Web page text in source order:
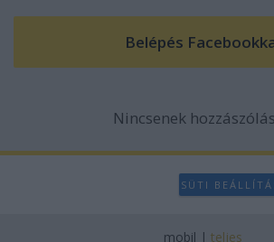
Nincsenek
SÜTI
mobil | teljes